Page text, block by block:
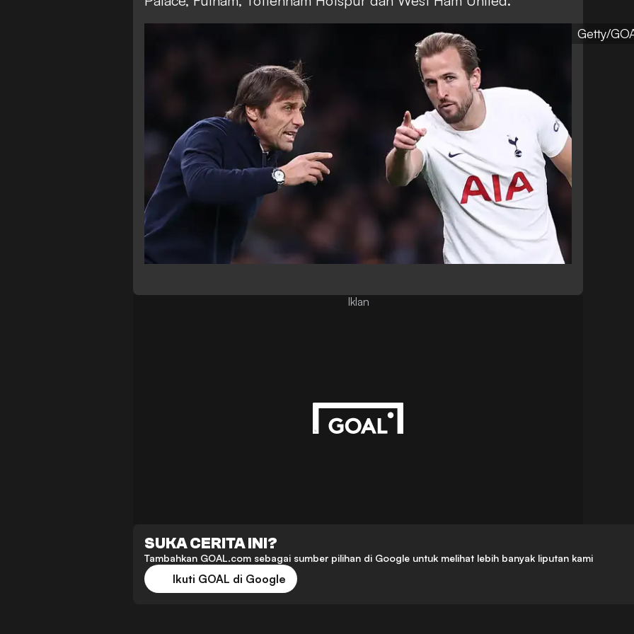
Getty/
Iklan
SUKA CERITA INI?
Tambahkan GOAL.com sebagai sumber pilihan di Google untuk melihat lebih banyak liputan kami
Ikuti GOAL di Google